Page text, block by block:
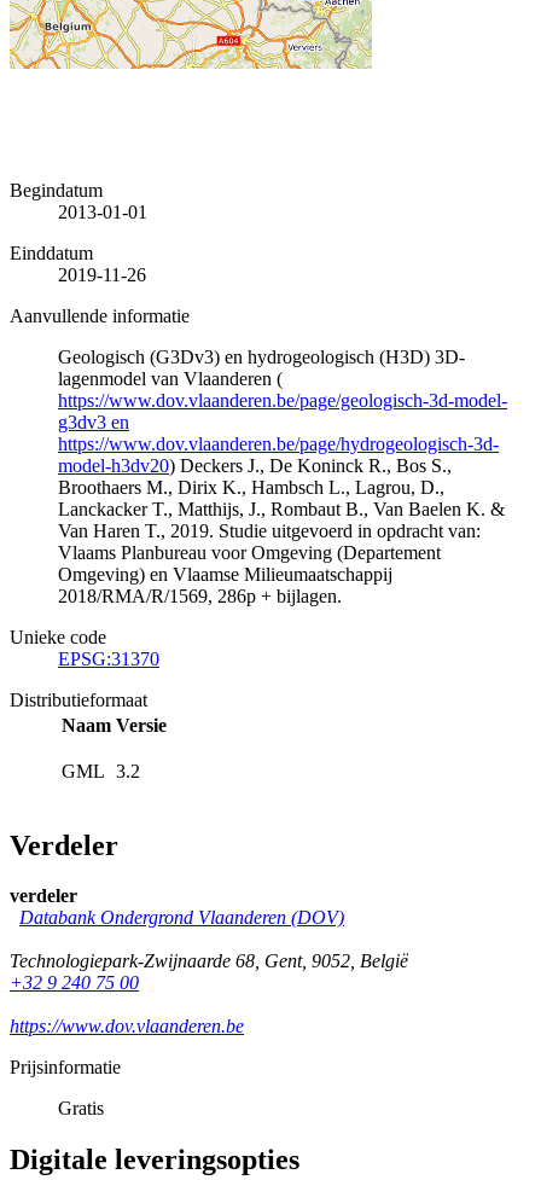
Begindatum
2013-01-01
Einddatum
2019-11-26
Aanvullende informatie
Geologisch (G3Dv3) en hydrogeologisch (H3D) 3D-
lagenmodel van Vlaanderen (
https://www.dov.vlaanderen.be/page/geologisch-3d-model-
g3dv3 en
https://www.dov.vlaanderen.be/page/hydrogeologisch-3d-
model-h3dv20) Deckers J., De Koninck R., Bos S.,
Broothaers M., Dirix K., Hambsch L., Lagrou, D.,
Lanckacker T., Matthijs, J., Rombaut B., Van Baelen K. &
Van Haren T., 2019. Studie uitgevoerd in opdracht van:
Vlaams Planbureau voor Omgeving (Departement
Omgeving) en Vlaamse Milieumaatschappij
2018/RMA/R/1569, 286p + bijlagen.
Unieke code
EPSG:31370
Distributieformaat
Naam Versie
GML 3.2
Verdeler
verdeler
Databank Ondergrond Vlaanderen (DOV)
Technologiepark-Zwijnaarde 68, Gent, 9052, België
+32 9 240 75 00
https://www.dov.vlaanderen.be
Prijsinformatie
Gratis
Digitale leveringsopties